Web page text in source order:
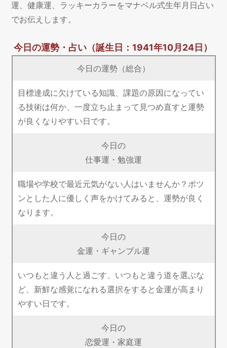
運、健康運、ラッキーカラーをマナベル式生年月日占い
でお伝えします。
今日の運勢・占い（誕生日：1941年10月24日）
今日の運勢（総合）
目標達成に欠けている知識、課題の原因になってい
る技術は何か、一度立ち止まって見つめ直すと運勢
が良くなりやすい日です。
今日の
仕事運・勉強運
職場や学校で最近元気がない人はいませんか？ポツ
ンとした人に優しく声をかけてみると、運勢が良く
なります。
今日の
金運・ギャンブル運
いつもと違う人と過ごす、いつもと違う道を選ぶな
ど、新鮮な感覚になれる選択をすると金運が高まり
やすい日です。
今日の
恋愛運・家庭運